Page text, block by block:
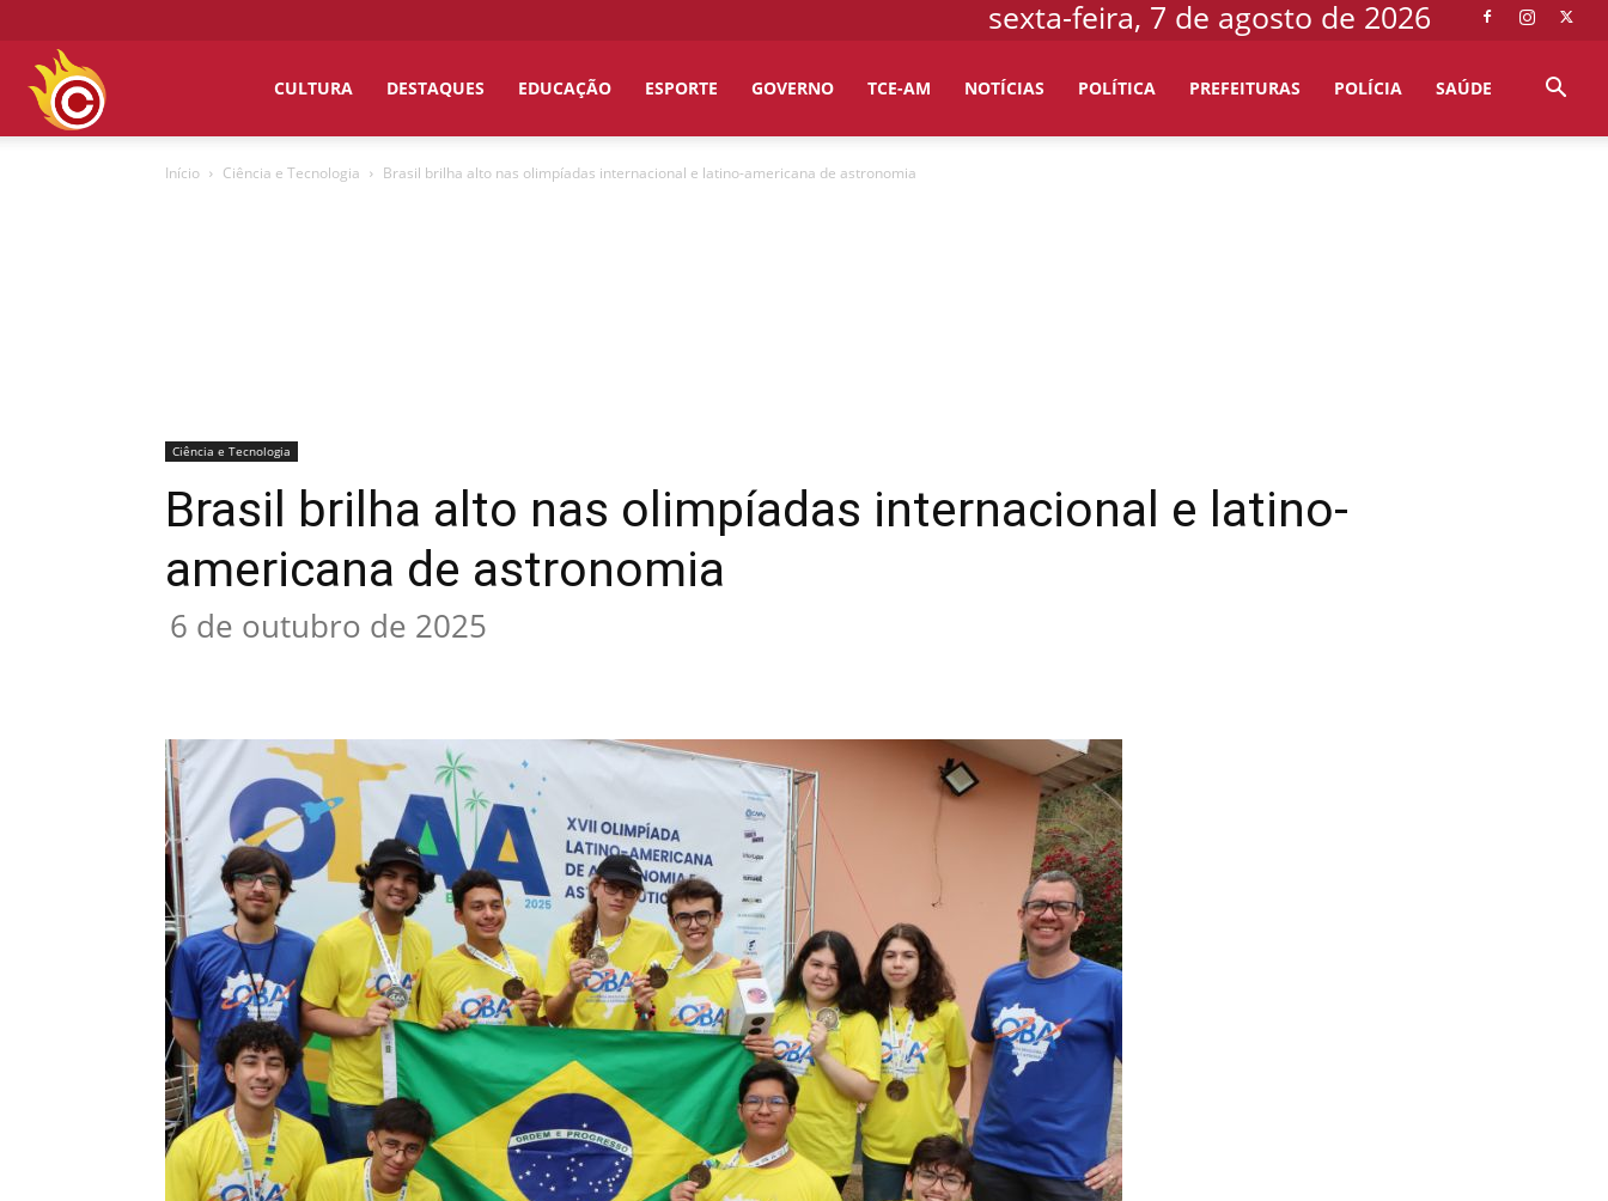
sexta-feira, 7 de agosto de 2026
CULTURA DESTAQUES EDUCAÇÃO ESPORTE GOVERNO TCE-AM NOTÍCIAS POLÍTICA PREFEITURAS POLÍCIA SAÚDE
Início Ciência e Tecnologia Brasil brilha alto nas olimpíadas internacional e latino-americana de astronomia
Ciência e Tecnologia
Brasil brilha alto nas olimpíadas internacional e latino-
americana de astronomia
6 de outubro de 2025